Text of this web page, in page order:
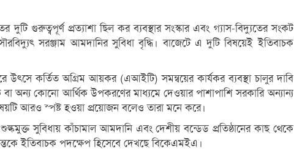
গুরুত্বপূর্ণ প্রত্যাশা ছিল কর ব্যবস্থার সংস্কার এবং গ্যাস-বিদ্যুতের সংকট
সরঞ্জাম আমদানির সুবিধা বৃদ্ধি। বাজেটে এ দুটি বিষয়েই ইতিবাচক
উৎসে কর্তিত অগ্রিম আয়কর (এআইটি) সমন্বয়ের কার্যকর ব্যবস্থা চালুর দাবি
অন্য কোনো আর্থিক উপকরণের মাধ্যমে দেওয়ার পাশাপাশি সরকারি অন্যান্য
আরও স্পষ্ট হওয়া প্রয়োজন বলেও তারা মনে করে।
সুবিধায় কাঁচামাল আমদানি এবং দেশীয় বন্ডেড প্রতিষ্ঠানের কাছ থেকে
ইতিবাচক পদক্ষেপ হিসেবে দেখছে বিকেএমইএ।